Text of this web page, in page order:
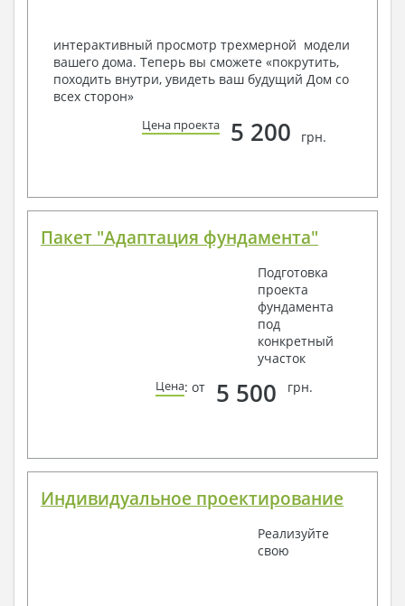
условий, за дополнительную плату.
Получить профессиональную консультацию у
наших специалистов, Вы можете любым
способом связи: закажите обратный звонок,
по viber, e-mail, телефон -
интерактивный просмотр трехмерной модели
вашего дома. Теперь вы сможете «покрутить,
походить внутри, увидеть ваш будущий Дом со
всех сторон»
Цена проекта 5 200 грн.
Пакет "Адаптация фундамента"
Подготовка
проекта
фундамента
под
конкретный
участок
Цена: от 5 500 грн.
Индивидуальное проектирование
Реализуйте
свою